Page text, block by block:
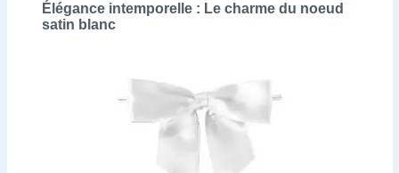
Élégance intemporelle : Le charme du noeud
satin blanc